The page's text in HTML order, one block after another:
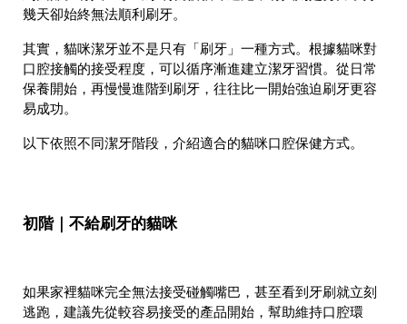
幾天卻始終無法順利刷牙。
其實，貓咪潔牙並不是只有「刷牙」一種方式。根據貓咪對
口腔接觸的接受程度，可以循序漸進建立潔牙習慣。從日常
保養開始，再慢慢進階到刷牙，往往比一開始強迫刷牙更容
易成功。
以下依照不同潔牙階段，介紹適合的貓咪口腔保健方式。
初階｜不給刷牙的貓咪
如果家裡貓咪完全無法接受碰觸嘴巴，甚至看到牙刷就立刻
逃跑，建議先從較容易接受的產品開始，幫助維持口腔環